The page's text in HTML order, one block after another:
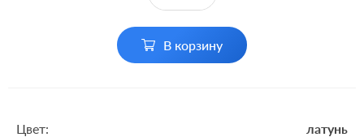
В корзину
Цвет: латунь